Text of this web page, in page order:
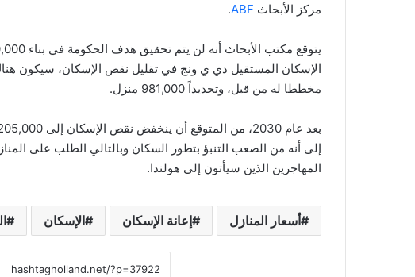
مركز الأبحاث ABF
.
الإسكان المستقيل دي ي ونج في تقليل نقص الإسكان، سيكون
مخططا له من قبل، وتحديداً 981,000 منزل.
إلى أنه من الصعب التنبؤ بتطور السكان وبالتالي الطلب على
المهاجرين الذين سيأتون إلى هولندا.
أسعار المنازل إعانة الإسكان الإسكان